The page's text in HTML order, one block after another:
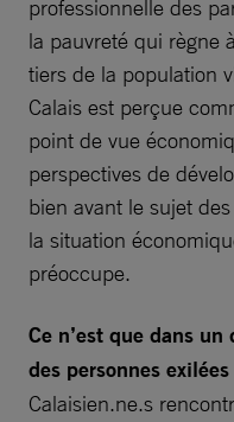
professionnelle des
la pauvreté qui règne
tiers de la population
Calais est perçue
point de vue
perspectives de
bien avant le sujet
la situation
préoccupe.
Ce n’est que dans
des personnes
Calaisien.ne.s